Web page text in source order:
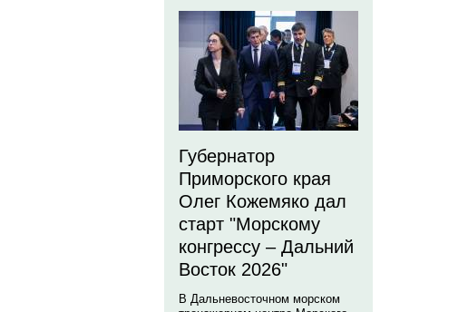
Губернатор
Приморского края
Олег Кожемяко дал
старт "Морскому
конгрессу – Дальний
Восток 2026"
В Дальневосточном морском